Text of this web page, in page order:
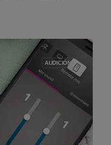
AUDICIÓN